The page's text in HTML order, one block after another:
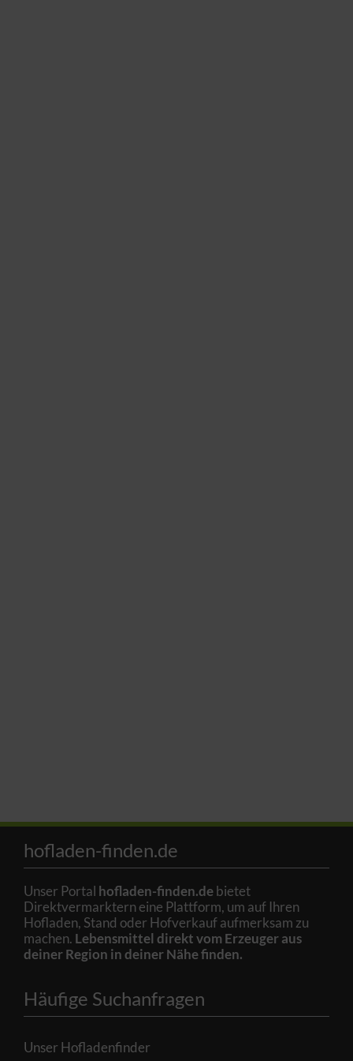
hofladen-finden.de
Unser Portal hofladen-finden.debietet
Direktvermarktern eine Plattform, um auf Ihren
Hofladen, Stand oder Hofverkauf aufmerksam zu
machen. Lebensmittel direkt vom Erzeuger aus
deiner Region in deiner Nähe finden.
Häufige Suchanfragen
Unser Hofladenfinder